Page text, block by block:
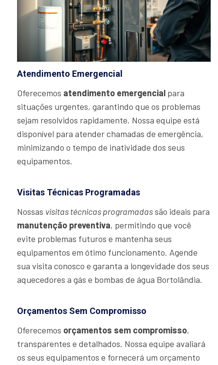
Atendimento Emergencial
Oferecemos atendimento emergencial para
situações urgentes, garantindo que os problemas
sejam resolvidos rapidamente. Nossa equipe está
disponível para atender chamadas de emergência,
minimizando o tempo de inatividade dos seus
equipamentos.
Visitas Técnicas Programadas
Nossas visitas técnicas programadassão ideais para
manutenção preventiva, permitindo que você
evite problemas futuros e mantenha seus
equipamentos em ótimo funcionamento. Agende
sua visita conosco e garanta a longevidade dos seus
aquecedores a gás e bombas de água Bortolândia.
Orçamentos Sem Compromisso
Oferecemos orçamentos sem compromisso,
transparentes e detalhados. Nossa equipe avaliará
os seus equipamentos e fornecerá um orçamento